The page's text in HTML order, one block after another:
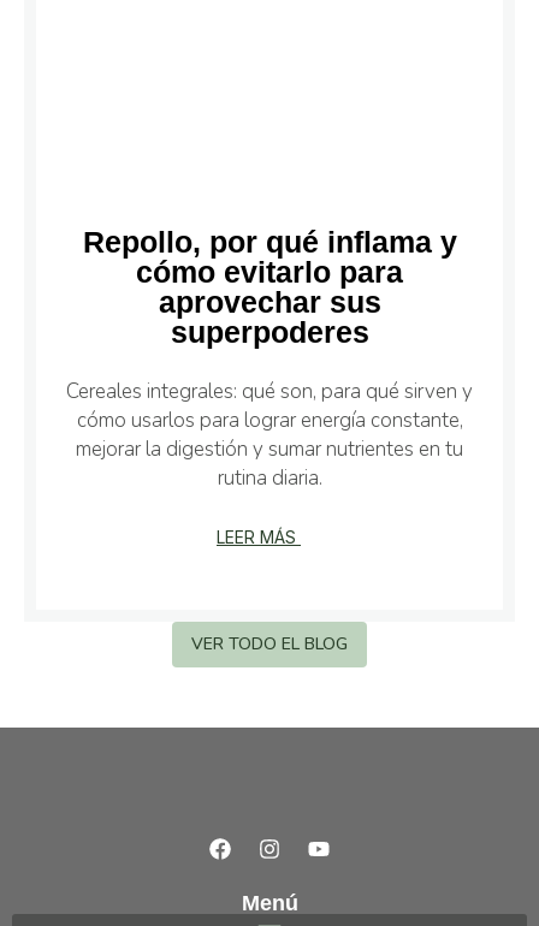
Repollo, por qué inflama y
cómo evitarlo para
aprovechar sus
superpoderes
Cereales integrales: qué son, para qué sirven y
cómo usarlos para lograr energía constante,
mejorar la digestión y sumar nutrientes en tu
rutina diaria.
LEER MÁS
VER TODO EL BLOG
Menú